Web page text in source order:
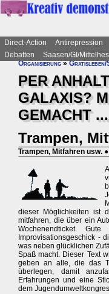
Direct-Action Antirepression
Debatten
Saasen/GI/
Organisierung»
PER
GALAXIS?
GEMACHT ...
Trampen,
Trampen, Mitfahren usw. ●
dieser Möglichkeiten ist
mitfahren, die über ein
Wochenendticket.
Improvisationsgeschick -
was neben glücklichen
Spaß macht. Dieser Text
geben an alle, die das
überlegen, damit
Erfahrungen und eine
dem